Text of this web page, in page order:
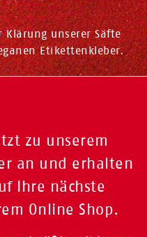
unserer Säfte
Etikettenkleber.
zu unserem
an und erhalten
Ihre nächste
Online Shop.